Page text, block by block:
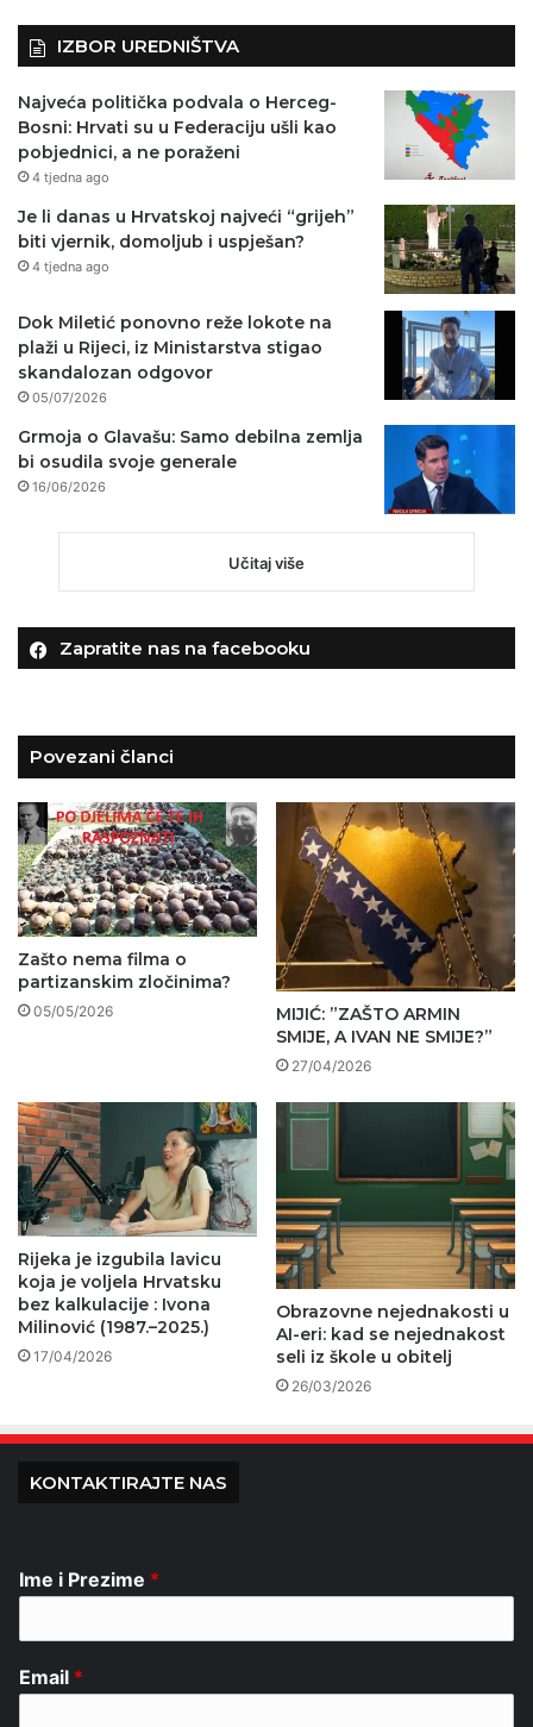
IZBOR UREDNIŠTVA
Najveća politička podvala o Herceg-
Bosni: Hrvati su u Federaciju ušli kao
pobjednici, a ne poraženi
4 tjedna ago
Je li danas u Hrvatskoj najveći “grijeh”
biti vjernik, domoljub i uspješan?
4 tjedna ago
Dok Miletić ponovno reže lokote na
plaži u Rijeci, iz Ministarstva stigao
skandalozan odgovor
05/07/2026
Grmoja o Glavašu: Samo debilna zemlja
bi osudila svoje generale
16/06/2026
Učitaj više
Zapratite nas na facebooku
Povezani članci
Zašto nema filma o
partizanskim zločinima?
05/05/2026
MIJIĆ: ”ZAŠTO ARMIN
SMIJE, A IVAN NE SMIJE?”
27/04/2026
Rijeka je izgubila lavicu
koja je voljela Hrvatsku
bez kalkulacije : Ivona
Milinović (1987.–2025.)
17/04/2026
Obrazovne nejednakosti u
AI-eri: kad se nejednakost
seli iz škole u obitelj
26/03/2026
KONTAKTIRAJTE NAS
Ime i Prezime *
Email *